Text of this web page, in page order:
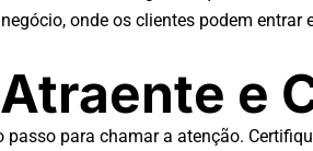
onde os clientes podem entrar
e
para chamar a atenção.